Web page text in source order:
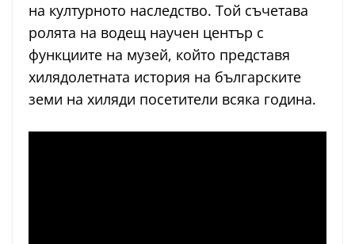
на културното наследство. Той съчетава
ролята на водещ научен център с
функциите на музей, който представя
хилядолетната история на българските
земи на хиляди посетители всяка година.